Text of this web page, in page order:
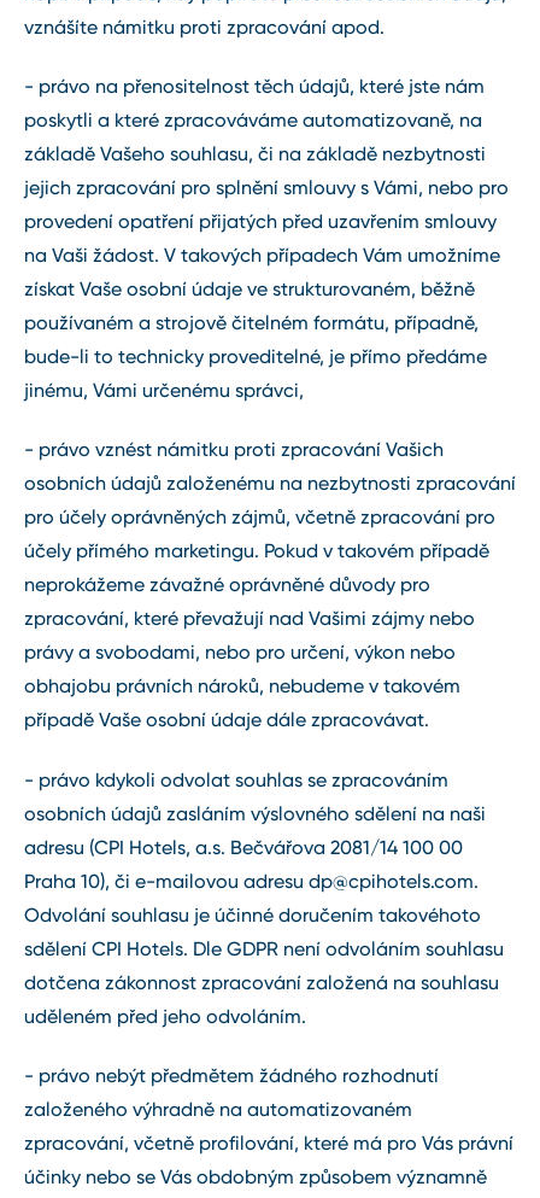
vznášíte námitku proti zpracování apod.
- právo na přenositelnost těch údajů, které jste nám
poskytli a které zpracováváme automatizovaně, na
základě Vašeho souhlasu, či na základě nezbytnosti
jejich zpracování pro splnění smlouvy s Vámi, nebo pro
provedení opatření přijatých před uzavřením smlouvy
na Vaši žádost. V takových případech Vám umožníme
získat Vaše osobní údaje ve strukturovaném, běžně
používaném a strojově čitelném formátu, případně,
bude-li to technicky proveditelné, je přímo předáme
jinému, Vámi určenému správci,
- právo vznést námitku proti zpracování Vašich
osobních údajů založenému na nezbytnosti zpracování
pro účely oprávněných zájmů, včetně zpracování pro
účely přímého marketingu. Pokud v takovém případě
neprokážeme závažné oprávněné důvody pro
zpracování, které převažují nad Vašimi zájmy nebo
právy a svobodami, nebo pro určení, výkon nebo
obhajobu právních nároků, nebudeme v takovém
případě Vaše osobní údaje dále zpracovávat.
- právo kdykoli odvolat souhlas se zpracováním
osobních údajů zasláním výslovného sdělení na naši
adresu (CPI Hotels, a.s. Bečvářova 2081/14 100 00
Praha 10), či e-mailovou adresu dp@cpihotels.com.
Odvolání souhlasu je účinné doručením takovéhoto
sdělení CPI Hotels. Dle GDPR není odvoláním souhlasu
dotčena zákonnost zpracování založená na souhlasu
uděleném před jeho odvoláním.
- právo nebýt předmětem žádného rozhodnutí
založeného výhradně na automatizovaném
zpracování, včetně profilování, které má pro Vás právní
účinky nebo se Vás obdobným způsobem významně